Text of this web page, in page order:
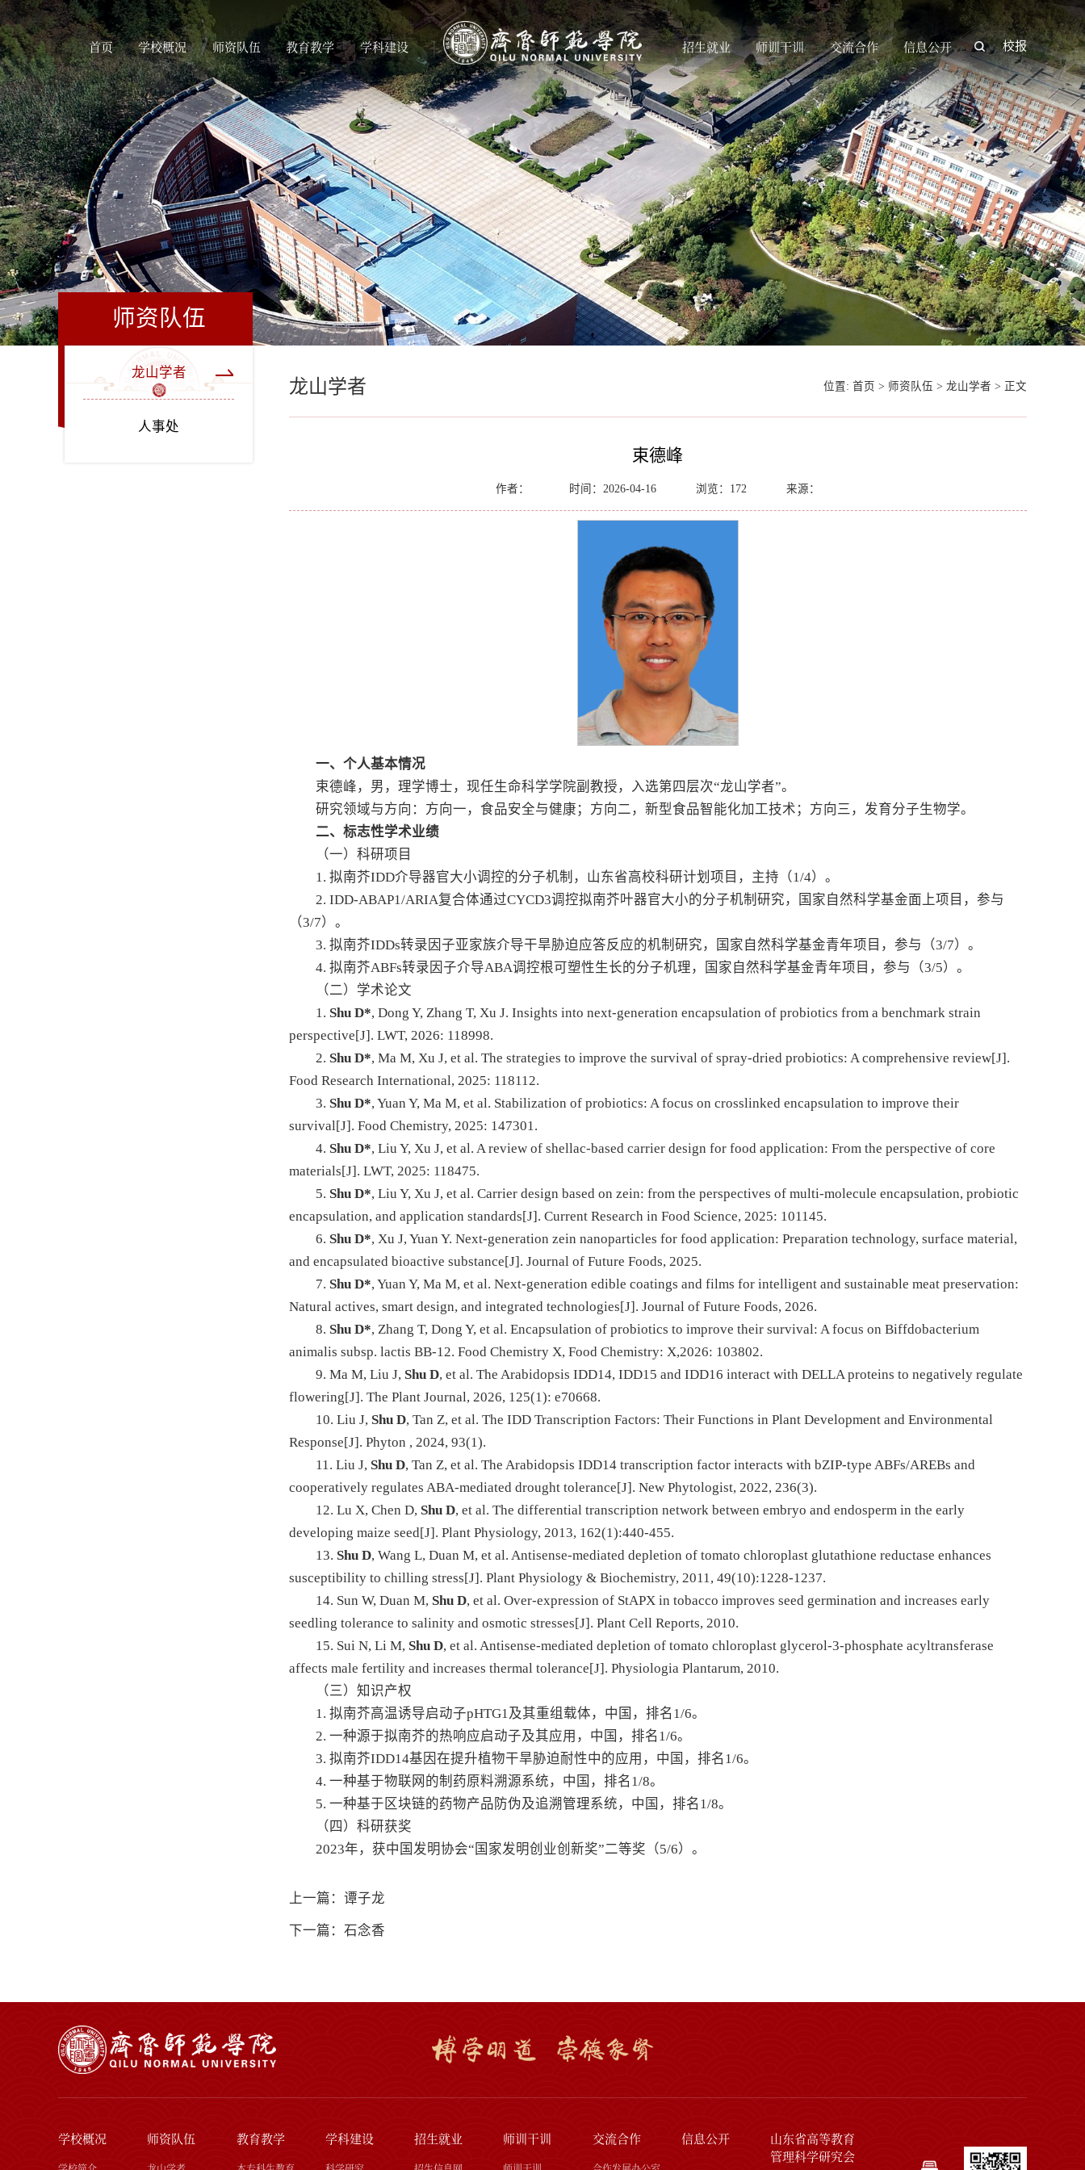
首页 学校概况 师资队伍 教育教学 学科建设 招生就业 师训干训 交流合作 信息公开 校报
师资队伍
龙山学者
人事处
龙山学者 位置: 首页 > 师资队伍 > 龙山学者 > 正文
束德峰
作者： 时间：2026-04-16 浏览： 172 来源：
一、个人基本情况
束德峰，男，理学博士，现任生命科学学院副教授，入选第四层次“龙山学者”。
研究领域与方向：方向一，食品安全与健康；方向二，新型食品智能化加工技术；方向三，发育分子生物学。
二、标志性学术业绩
（一）科研项目
1. 拟南芥IDD介导器官大小调控的分子机制，山东省高校科研计划项目，主持（1/4）。
2. IDD-ABAP1/ARIA复合体通过CYCD3调控拟南芥叶器官大小的分子机制研究，国家自然科学基金面上项目，参与
（3/7）。
3. 拟南芥IDDs转录因子亚家族介导干旱胁迫应答反应的机制研究，国家自然科学基金青年项目，参与（3/7）。
4. 拟南芥ABFs转录因子介导ABA调控根可塑性生长的分子机理，国家自然科学基金青年项目，参与（3/5）。
（二）学术论文
1. Shu D*, Dong Y, Zhang T, Xu J. Insights into next-generation encapsulation of probiotics from a benchmark strain
perspective[J]. LWT, 2026: 118998.
2. Shu D*, Ma M, Xu J, et al. The strategies to improve the survival of spray-dried probiotics: A comprehensive review[J].
Food Research International, 2025: 118112.
3. Shu D*, Yuan Y, Ma M, et al. Stabilization of probiotics: A focus on crosslinked encapsulation to improve their
survival[J]. Food Chemistry, 2025: 147301.
4. Shu D*, Liu Y, Xu J, et al. A review of shellac-based carrier design for food application: From the perspective of core
materials[J]. LWT, 2025: 118475.
5. Shu D*, Liu Y, Xu J, et al. Carrier design based on zein: from the perspectives of multi-molecule encapsulation, probiotic
encapsulation, and application standards[J]. Current Research in Food Science, 2025: 101145.
6. Shu D*, Xu J, Yuan Y. Next-generation zein nanoparticles for food application: Preparation technology, surface material,
and encapsulated bioactive substance[J]. Journal of Future Foods, 2025.
7. Shu D*, Yuan Y, Ma M, et al. Next-generation edible coatings and films for intelligent and sustainable meat preservation:
Natural actives, smart design, and integrated technologies[J]. Journal of Future Foods, 2026.
8. Shu D*, Zhang T, Dong Y, et al. Encapsulation of probiotics to improve their survival: A focus on Biffdobacterium
animalis subsp. lactis BB-12. Food Chemistry X, Food Chemistry: X,2026: 103802.
9. Ma M, Liu J, Shu D, et al. The Arabidopsis IDD14, IDD15 and IDD16 interact with DELLA proteins to negatively regulate
flowering[J]. The Plant Journal, 2026, 125(1): e70668.
10. Liu J, Shu D, Tan Z, et al. The IDD Transcription Factors: Their Functions in Plant Development and Environmental
Response[J]. Phyton , 2024, 93(1).
11. Liu J, Shu D, Tan Z, et al. The Arabidopsis IDD14 transcription factor interacts with bZIP-type ABFs/AREBs and
cooperatively regulates ABA-mediated drought tolerance[J]. New Phytologist, 2022, 236(3).
12. Lu X, Chen D, Shu D, et al. The differential transcription network between embryo and endosperm in the early
developing maize seed[J]. Plant Physiology, 2013, 162(1):440-455.
13. Shu D, Wang L, Duan M, et al. Antisense-mediated depletion of tomato chloroplast glutathione reductase enhances
susceptibility to chilling stress[J]. Plant Physiology & Biochemistry, 2011, 49(10):1228-1237.
14. Sun W, Duan M, Shu D, et al. Over-expression of StAPX in tobacco improves seed germination and increases early
seedling tolerance to salinity and osmotic stresses[J]. Plant Cell Reports, 2010.
15. Sui N, Li M, Shu D, et al. Antisense-mediated depletion of tomato chloroplast glycerol-3-phosphate acyltransferase
affects male fertility and increases thermal tolerance[J]. Physiologia Plantarum, 2010.
（三）知识产权
1. 拟南芥高温诱导启动子pHTG1及其重组载体，中国，排名1/6。
2. 一种源于拟南芥的热响应启动子及其应用，中国，排名1/6。
3. 拟南芥IDD14基因在提升植物干旱胁迫耐性中的应用，中国，排名1/6。
4. 一种基于物联网的制药原料溯源系统，中国，排名1/8。
5. 一种基于区块链的药物产品防伪及追溯管理系统，中国，排名1/8。
（四）科研获奖
2023年，获中国发明协会“国家发明创业创新奖”二等奖（5/6）。
上一篇：谭子龙
下一篇：石念香
学校概况 师资队伍 教育教学 学科建设 招生就业 师训干训 交流合作 信息公开
山东省高等教育
管理科学研究会